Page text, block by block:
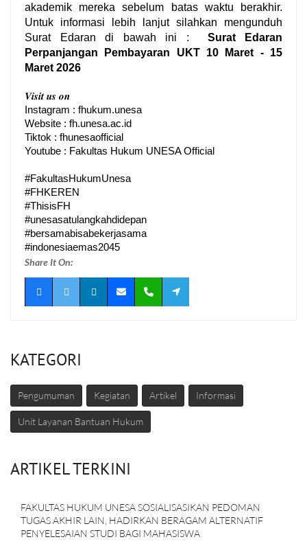
akademik mereka sebelum batas waktu berakhir.
Untuk informasi lebih lanjut silahkan mengunduh
Surat Edaran di bawah ini : Surat Edaran
Perpanjangan Pembayaran UKT 10 Maret - 15
Maret 2026
𝑽𝒊𝒔𝒊𝒕 𝒖𝒔 𝒐𝒏
Instagram : fhukum.unesa
Website : fh.unesa.ac.id
Tiktok : fhunesaofficial
Youtube : Fakultas Hukum UNESA Official
#FakultasHukumUnesa
#FHKEREN
#ThisisFH
#unesasatulangkahdidepan
#indonesiaemas2045
Share It On:
KATEGORI
Pengumuman Kegiatan Artikel Informasi
Unit Layanan Bantuan Hukum
ARTIKEL TERKINI
FAKULTAS HUKUM UNESA SOSIALISASIKAN PEDOMAN
TUGAS AKHIR LAIN, HADIRKAN BERAGAM ALTERNATIF
PENYELESAIAN STUDI BAGI MAHASISWA